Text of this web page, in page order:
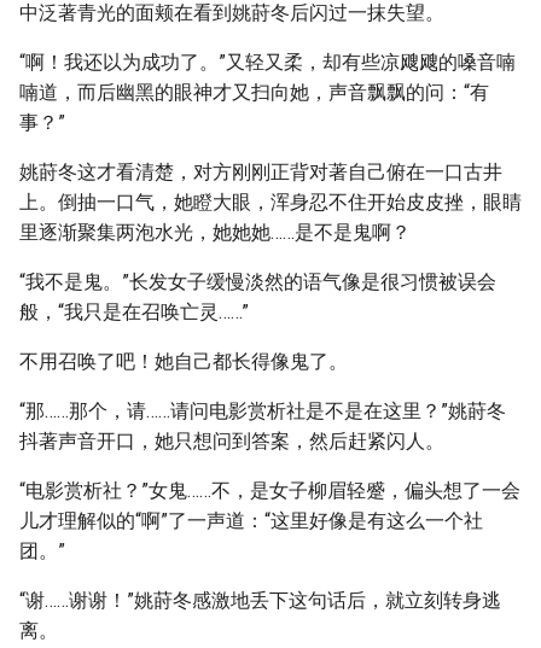
中泛著青光的面颊在看到姚莳冬后闪过一抹失望。
“啊！我还以为成功了。”又轻又柔，却有些凉飕飕的嗓音喃
喃道，而后幽黑的眼神才又扫向她，声音飘飘的问：“有
事？”
姚莳冬这才看清楚，对方刚刚正背对著自己俯在一口古井
上。倒抽一口气，她瞪大眼，浑身忍不住开始皮皮挫，眼睛
里逐渐聚集两泡水光，她她她……是不是鬼啊？
“我不是鬼。”长发女子缓慢淡然的语气像是很习惯被误会
般，“我只是在召唤亡灵……”
不用召唤了吧！她自己都长得像鬼了。
“那……那个，请……请问电影赏析社是不是在这里？”姚莳冬
抖著声音开口，她只想问到答案，然后赶紧闪人。
“电影赏析社？”女鬼……不，是女子柳眉轻蹙，偏头想了一会
儿才理解似的“啊”了一声道：“这里好像是有这么一个社
团。”
“谢……谢谢！”姚莳冬感激地丢下这句话后，就立刻转身逃
离。